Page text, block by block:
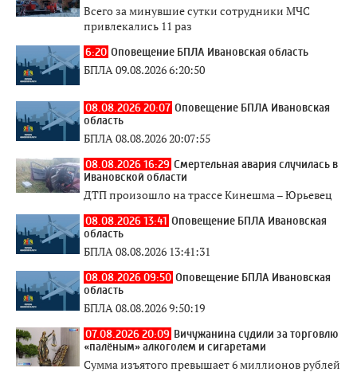
Всего за минувшие сутки сотрудники МЧС
привлекались 11 раз
6:20 Оповещение БПЛА Ивановская область
БПЛА 09.08.2026 6:20:50
08.08.2026 20:07 Оповещение БПЛА Ивановская
область
БПЛА 08.08.2026 20:07:55
08.08.2026 16:29 Смертельная авария случилась в
Ивановской области
ДТП произошло на трассе Кинешма – Юрьевец
08.08.2026 13:41 Оповещение БПЛА Ивановская
область
БПЛА 08.08.2026 13:41:31
08.08.2026 09:50 Оповещение БПЛА Ивановская
область
БПЛА 08.08.2026 9:50:19
07.08.2026 20:09 Вичужанина судили за торговлю
«палёным» алкоголем и сигаретами
Сумма изъятого превышает 6 миллионов рублей